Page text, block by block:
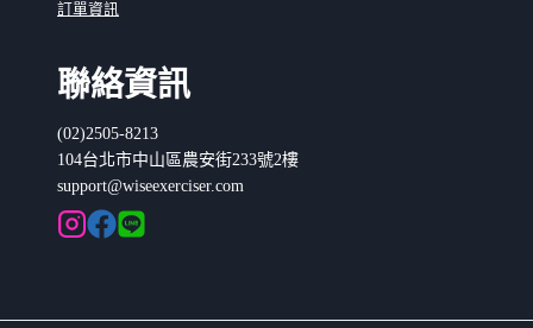
訂單資訊
聯絡資訊
(02)2505-8213
104台北市中山區農安街233號2樓
support@wiseexerciser.com